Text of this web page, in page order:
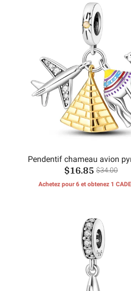
Pendentif chameau avion
$16.85 $34.00
Achetez pour 6 et obtenez 1